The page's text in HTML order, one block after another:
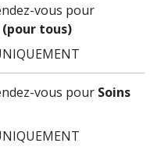
vous pour
tous)
vous pour Soins